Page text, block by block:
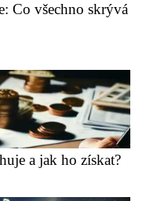
Co všechno skrývá
a jak ho získat?